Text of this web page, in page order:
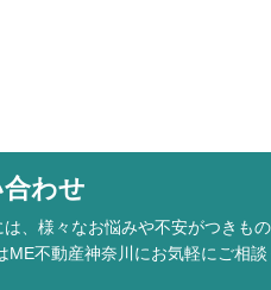
わせ
、様々なお悩みや不安がつきも
不動産神奈川にお気軽にご相談